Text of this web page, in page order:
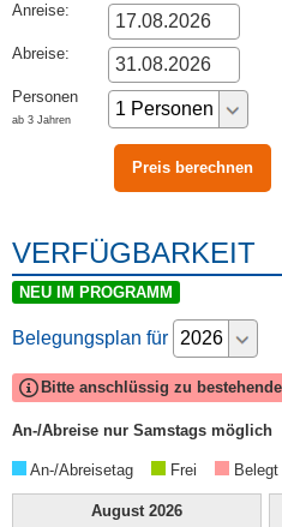
Anreise:
Abreise:
Personen
ab 3 Jahren
VERFÜGBARKEIT
NEU IM PROGRAMM
Belegungsplan für
Bitte anschlüssig zu
An-/Abreise nur Samstags möglich
An-/Abreisetag Frei Belegt
August 2026